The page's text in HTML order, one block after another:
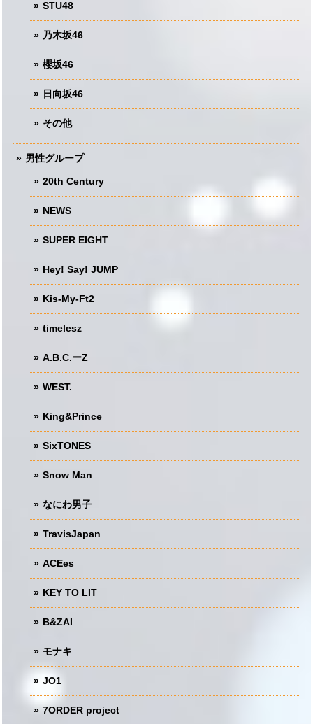
STU48
乃木坂46
櫻坂46
日向坂46
その他
男性グループ
20th Century
NEWS
SUPER EIGHT
Hey! Say! JUMP
Kis-My-Ft2
timelesz
A.B.C.ーZ
WEST.
King&Prince
SixTONES
Snow Man
なにわ男子
TravisJapan
ACEes
KEY TO LIT
B&ZAI
モナキ
JO1
7ORDER project